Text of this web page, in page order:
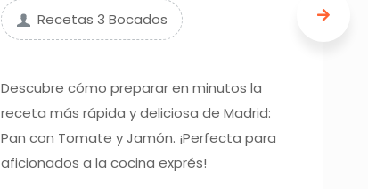
Recetas 3 Bocados
Descubre cómo preparar en minutos la
receta más rápida y deliciosa de Madrid:
Pan con Tomate y Jamón. ¡Perfecta para
aficionados a la cocina exprés!